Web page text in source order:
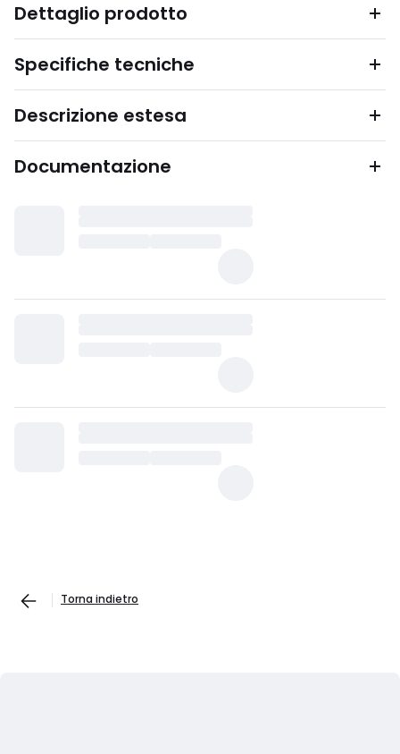
Dettaglio prodotto
Specifiche tecniche
Descrizione estesa
Documentazione
Torna indietro